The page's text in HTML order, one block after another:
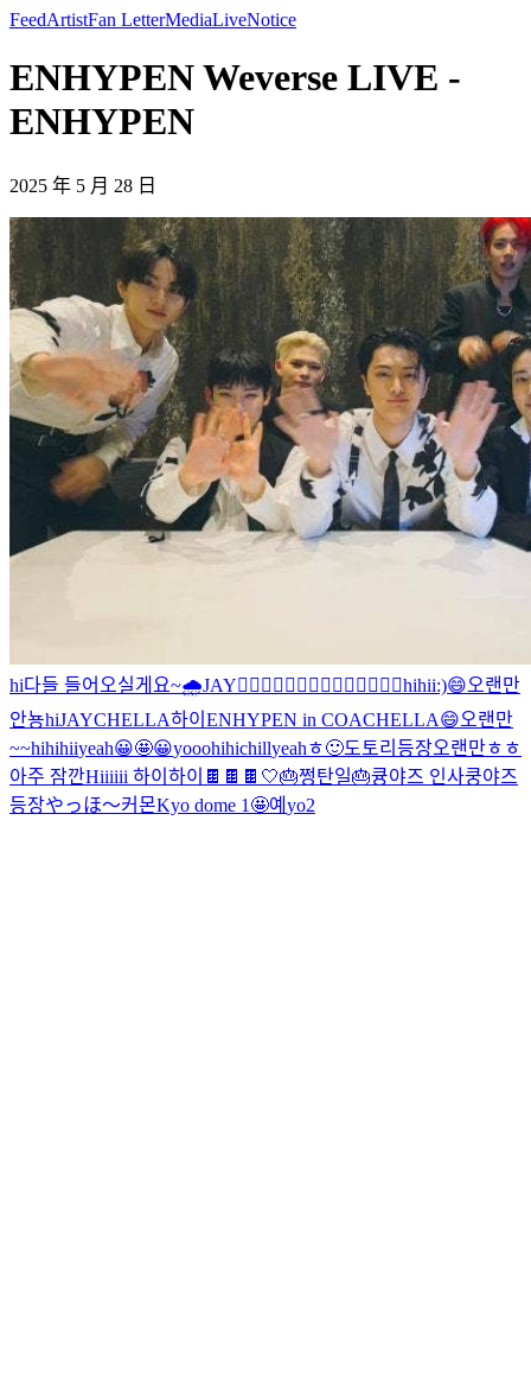
FeedArtistFan LetterMediaLiveNotice
ENHYPEN Weverse LIVE -
ENHYPEN
2025 年 5 月 28 日
hi다들 들어오실게요~🌧JAY🧛‍♂️🧛‍♂️🧛‍♂️🧛‍♂️🧛‍♂️🧛‍♂️🧛‍♂️hihii:)😄오랜만
안뇽hiJAYCHELLA하이 ENHYPEN in COACHELLA😄오랜만
~~hihihiiyeah😀🤩😀yooohihichillyeahㅎ🙂도토리등장오랜만ㅎㅎ
아주 잠깐Hiiiiii 하이 하이 🍫 🍫🍫 🤍🎂쩡탄일🎂큥야즈 인사쿵야즈
등장やっほ～커몬Kyo dome 1 🤩예 yo2